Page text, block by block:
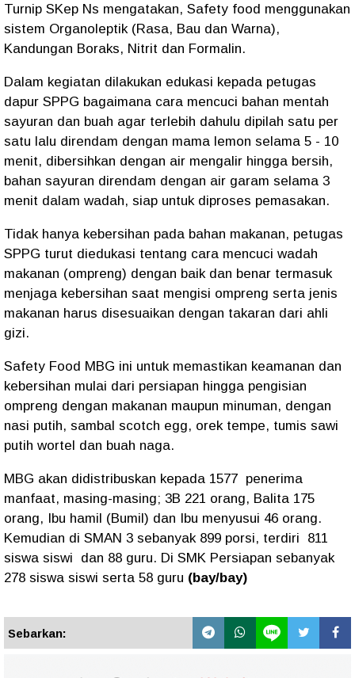
Turnip SKep Ns mengatakan, Safety food menggunakan
sistem Organoleptik (Rasa, Bau dan Warna),
Kandungan Boraks, Nitrit dan Formalin.
Dalam kegiatan dilakukan edukasi kepada petugas
dapur SPPG bagaimana cara mencuci bahan mentah
sayuran dan buah agar terlebih dahulu dipilah satu per
satu lalu direndam dengan mama lemon selama 5 - 10
menit, dibersihkan dengan air mengalir hingga bersih,
bahan sayuran direndam dengan air garam selama 3
menit dalam wadah, siap untuk diproses pemasakan.
Tidak hanya kebersihan pada bahan makanan, petugas
SPPG turut diedukasi tentang cara mencuci wadah
makanan (ompreng) dengan baik dan benar termasuk
menjaga kebersihan saat mengisi ompreng serta jenis
makanan harus disesuaikan dengan takaran dari ahli
gizi.
Safety Food MBG ini untuk memastikan keamanan dan
kebersihan mulai dari persiapan hingga pengisian
ompreng dengan makanan maupun minuman, dengan
nasi putih, sambal scotch egg, orek tempe, tumis sawi
putih wortel dan buah naga.
MBG akan didistribuskan kepada 1577 penerima
manfaat, masing-masing; 3B 221 orang, Balita 175
orang, Ibu hamil (Bumil) dan Ibu menyusui 46 orang.
Kemudian di SMAN 3 sebanyak 899 porsi, terdiri 811
siswa siswi dan 88 guru. Di SMK Persiapan sebanyak
278 siswa siswi serta 58 guru (bay/bay)
Sebarkan: